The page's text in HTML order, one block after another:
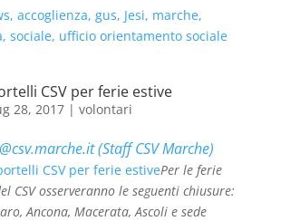
accoglienza, gus, Jesi, marche,
sociale, ufficio orientamento sociale
CSV per ferie estive
28, 2017| volontari
(Staff CSV Marche)
Per le ferie
CSV osserveranno le seguenti chiusure:
Ancona, Macerata, Ascoli e sede